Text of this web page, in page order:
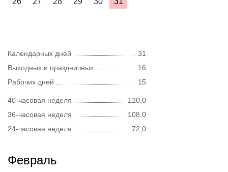
Календарных дней
31
Выходных и праздничных
16
Рабочих дней
15
40-часовая неделя
120,0
36-часовая неделя
108,0
24-часовая неделя
72,0
Февраль